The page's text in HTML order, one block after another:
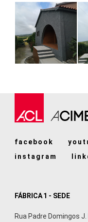
facebook
instagram
FÁBRICA 1 - SEDE
Rua Padre Domingos